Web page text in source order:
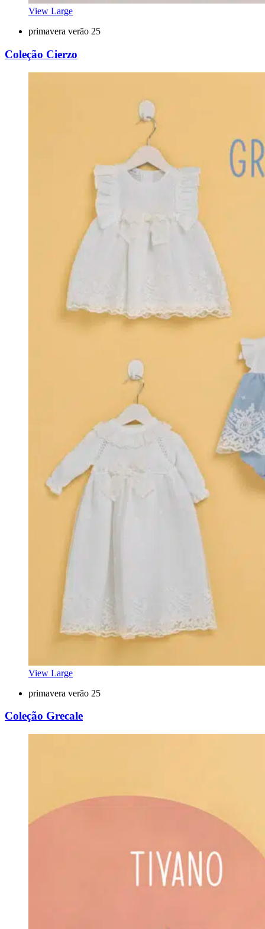
View Large
primavera verão 25
Coleção Cierzo
View Large
primavera verão 25
Coleção Grecale